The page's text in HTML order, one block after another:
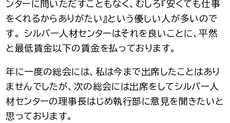
ンターに問いただすこともなく、むしろ『安くても仕事
をくれるからありがたい』という優しい人が多いので
す。 シルバー人材センターはそれを良いことに、平然
と最低賃金以下の賃金を払っております。
年に一度の総会には、私は今まで出席したことはあり
ませんでしたが、次の総会には出席をしてシルバー人
材センターの理事長はじめ執行部に意見を聞きたいと
思っております。